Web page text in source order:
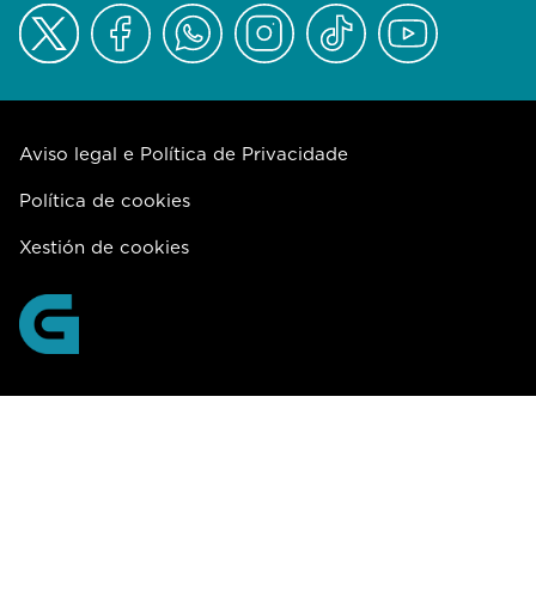
Aviso legal e Política de Privacidade
Política de cookies
Xestión de cookies